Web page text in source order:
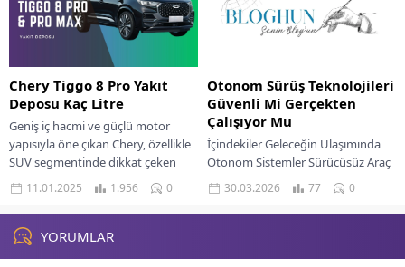
Chery Tiggo 8 Pro Yakıt
Deposu Kaç Litre
Geniş iç hacmi ve güçlü motor
yapısıyla öne çıkan Chery, özellikle
SUV segmentinde dikkat çeken
markalardan biri haline geldi.
Tiggo...
11.01.2025 1.956 0
Otonom Sürüş Teknolojileri
Güvenli Mi Gerçekten
Çalışıyor Mu
İçindekiler Geleceğin Ulaşımında
Otonom Sistemler Sürücüsüz Araç
Teknolojilerinin Temel Bileşenleri
Otonom Sürüş Seviyeleri Ve
Mevcut Durum Otonom Sürüş
30.03.2026 77 0
YORUMLAR